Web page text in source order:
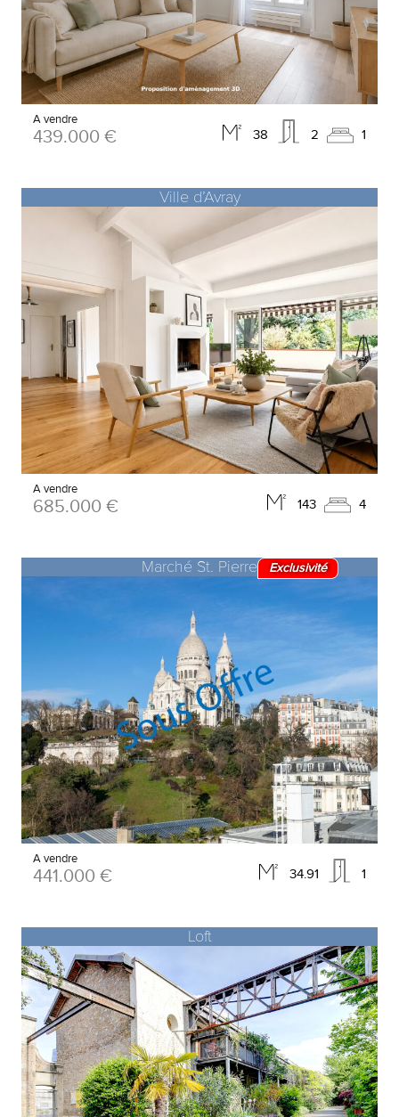
38 2 1
A vendre
439.000 €
Ville d’Avray
143 4
A vendre
685.000 €
Exclusivité
Marché St. Pierre
34.91 1
A vendre
441.000 €
Loft